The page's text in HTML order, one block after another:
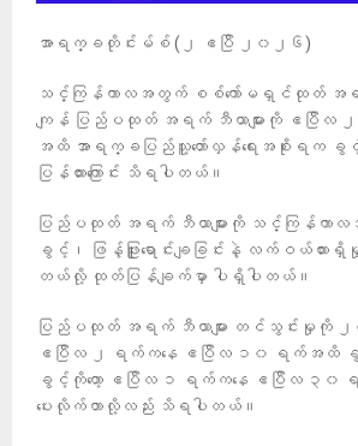
အာရက္ခတိုင်းမ်စ် (၂ ဧပြီ ၂၀၂၆)
သင်္ကြန်ကာလအတွက် စစ်ကော်မရှင်ထုတ်
ကျန် ပြည်ပထုတ် အရက် ဘီယာများကို ဧပြီ
အထိ အာရက္ခပြည်သူ့တော်လှန်ရေးအစိုးရက ခွင့်
ပြန်ထားကြောင်း သိရပါတယ်။
ပြည်ပထုတ် အရက် ဘီယာများကို သင်္ကြန်ကာ
ခွင့်၊ ဖြန့်ဖြူးရောင်းချခြင်းနဲ့ လက်ဝယ်ထား
တယ်လို့ ထုတ်ပြန်ချက်မှာ ပါရှိပါတယ်။
ပြည်ပထုတ် အရက် ဘီယာများ တင်သွင်းမှု
ဧပြီလ ၂ ရက်ကနေ ဧပြီလ ၁၀ ရက်အထိ ခွင့်ပြုပေ
ခွင့်ကိုတော့ ဧပြီလ ၁ ရက်ကနေ ဧပြီလ ၃၀
ပေးလိုက်တာလို့လည်း သိရပါတယ်။